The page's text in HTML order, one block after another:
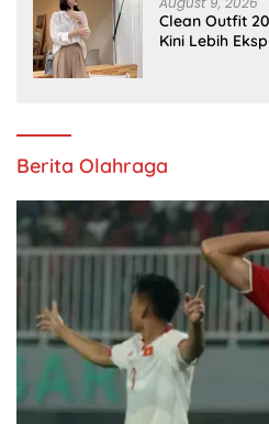
Clean Outfit
Kini Lebih
Berita Olahraga